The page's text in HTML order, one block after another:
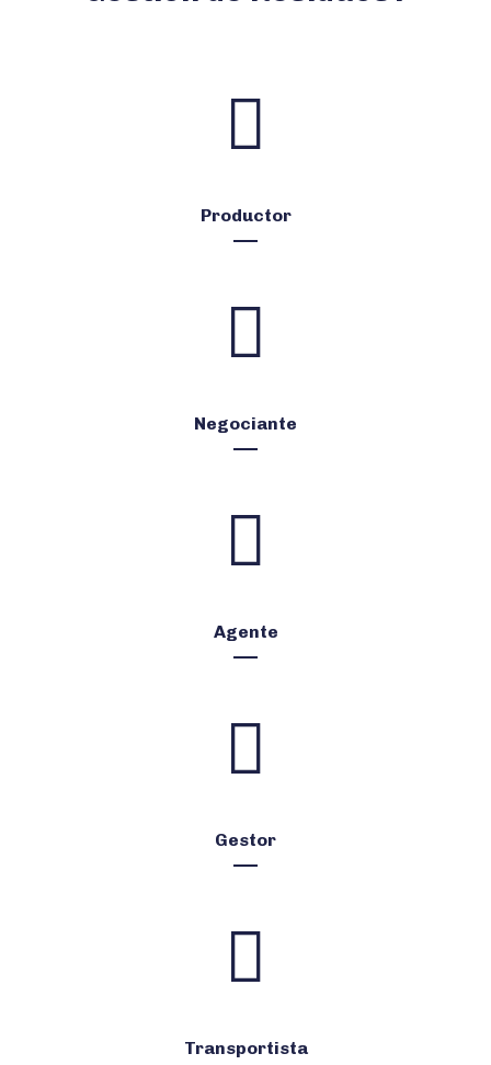
Productor
Negociante
Agente
Gestor
Transportista